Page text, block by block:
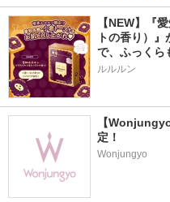
【NEW】『
トの香り）
で、ふっくら
ルルルン
【
定！
Wonjungyo